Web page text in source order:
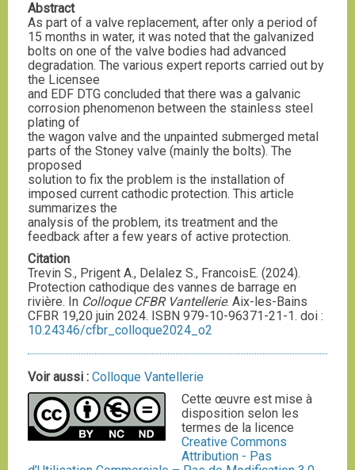
Abstract
As part of a valve replacement, after only a period of
15 months in water, it was noted that the galvanized
bolts on one of the valve bodies had advanced
degradation. The various expert reports carried out by
the Licensee
and EDF DTG concluded that there was a galvanic
corrosion phenomenon between the stainless steel
plating of
the wagon valve and the unpainted submerged metal
parts of the Stoney valve (mainly the bolts). The
proposed
solution to fix the problem is the installation of
imposed current cathodic protection. This article
summarizes the
analysis of the problem, its treatment and the
feedback after a few years of active protection.
Citation
Trevin S., Prigent A., Delalez S., FrancoisE. (2024).
Protection cathodique des vannes de barrage en
rivière. In Colloque CFBR Vantellerie. Aix-les-Bains
CFBR 19,20 juin 2024. ISBN 979-10-96371-21-1. doi :
10.24346/cfbr_colloque2024_o2
Voir aussi : Colloque Vantellerie
Cette œuvre est mise à
disposition selon les
termes de la licence
Creative Commons
Attribution - Pas